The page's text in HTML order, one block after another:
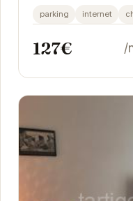
parking internet
127€ /